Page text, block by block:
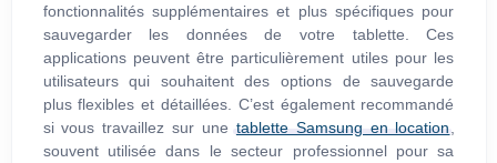
fonctionnalités supplémentaires et plus spécifiques pour
sauvegarder les données de votre tablette. Ces
applications peuvent être particulièrement utiles pour les
utilisateurs qui souhaitent des options de sauvegarde
plus flexibles et détaillées. C’est également recommandé
si vous travaillez sur une tablette Samsung en location
souvent utilisée dans le secteur professionnel pour sa